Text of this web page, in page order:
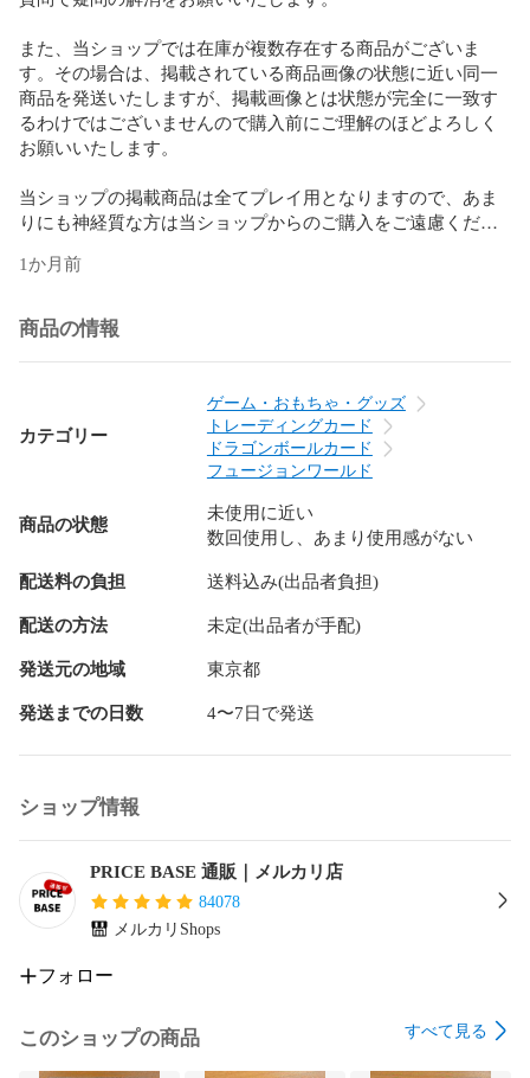
また、当ショップでは在庫が複数存在する商品がございま
す。その場合は、掲載されている商品画像の状態に近い同一
商品を発送いたしますが、掲載画像とは状態が完全に一致す
るわけではございませんので購入前にご理解のほどよろしく
お願いいたします。
当ショップの掲載商品は全てプレイ用となりますので、あま
りにも神経質な方は当ショップからのご購入をご遠慮くださ
度での写真追加を承っております。希望される方は、購入前
に要望をお願いいたします。商品の状態についても当ショッ
プの観点から回答可能ですが、あまりにも神経質な方は当シ
ョップの基準と食い違う場合がございます。
そのため、トラブル防止のため傷なし完美品といったことを
購入前にお約束することはしておりません。高額商品につい
ます。
それでは、お気軽にご購入のほどよろしくお願いいたしま
す。
発送は普通郵便で濡れ、折れ対策を行い発送いたします。
だきますのでご了承ください。
ますのでご了承くださいませ。
また、普通郵便以外の配送方法をご希望の方はご購入前にお
申し出ください。プラス210円で特定記録をつけさせていただ
きます。
※当ショップでは郵送中の事故による補償は一切ございません
のでご確認をお願いいたします。
発送は平日月曜〜金曜で購入から2〜3営業日以内目安で対応
しております。（土日祝の購入の場合、2日〜3日営業日後で
1か月前
商品の情報
カテゴリー
ゲーム・おもちゃ・グッズ
トレーディングカード
ドラゴンボールカード
フュージョンワールド
商品の状態
未使用に近い
数回使用し、あまり使用感がない
配送料の負担 送料込み(出品者負担)
配送の方法 未定(出品者が手配)
発送元の地域 東京都
発送までの日数 4〜7日で発送
ショップ情報
PRICE BASE 通販｜メルカリ店
84078
メルカリShops
フォロー
このショップの商品 すべて見る